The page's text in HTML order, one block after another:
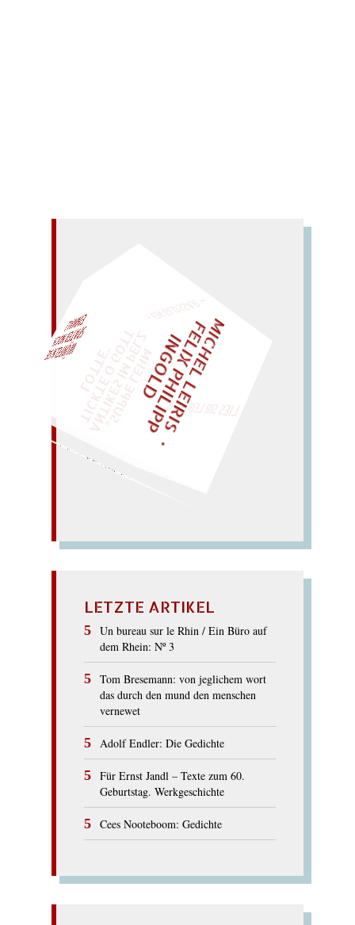
„
S
U
P
P
E
L
E
H
M
A
N
T
I
K
E
S
I
M
P
E
L
Z
T
I
C
K
T
E
O
G
O
T
T
L
O
T
T
E
HORMON
hohe
Nor
m; roher
Mohn. –
Mor
mon
mit Horn im Moor.
M
I
C
H
E
L
L
E
I
R
I
S
・
F
E
L
I
X
P
H
I
L
I
P
P
I
N
G
O
L
D LIES SIR LEIRIS LEIS
AL!
LETZTE ARTIKEL
Un bureau sur le Rhin / Ein Büro auf
dem Rhein: Nº 3
Tom Bresemann: von jeglichem wort
das durch den mund den menschen
vernewet
Adolf Endler: Die Gedichte
Für Ernst Jandl – Texte zum 60.
Geburtstag. Werkgeschichte
Cees Nooteboom: Gedichte